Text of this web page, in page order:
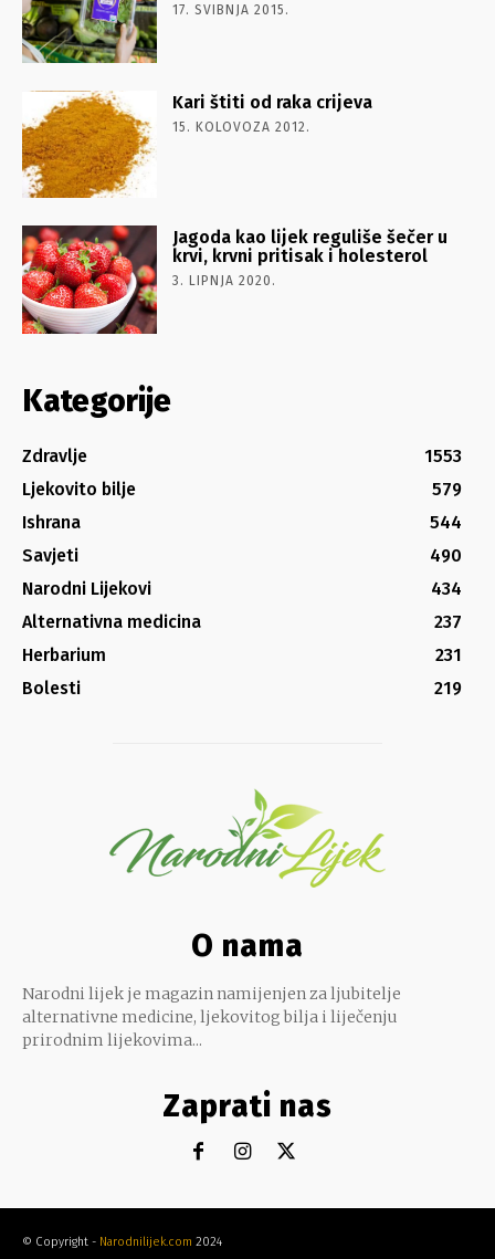
17. SVIBNJA 2015.
Kari štiti od raka crijeva
15. KOLOVOZA 2012.
Jagoda kao lijek reguliše šečer u
krvi, krvni pritisak i holesterol
3. LIPNJA 2020.
Kategorije
Zdravlje
1553
Ljekovito bilje
579
Ishrana
544
Savjeti
490
Narodni Lijekovi
434
Alternativna medicina
237
Herbarium
231
Bolesti
219
O nama
Narodni lijek je magazin namijenjen za ljubitelje
alternativne medicine, ljekovitog bilja i liječenju
prirodnim lijekovima...
Zaprati nas
© Copyright - Narodnilijek.com 2024